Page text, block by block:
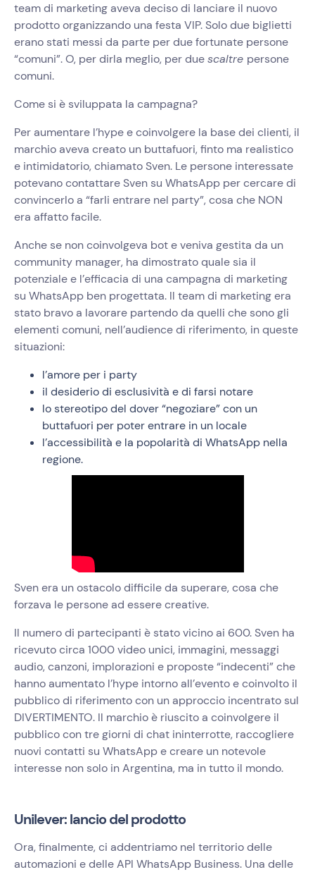
team di marketing aveva deciso di lanciare il nuovo
prodotto organizzando una festa VIP. Solo due biglietti
erano stati messi da parte per due fortunate persone
“comuni”. O, per dirla meglio, per duescaltre persone
comuni.
Come si è sviluppata la campagna?
Per aumentare l’hype e coinvolgere la base dei clienti, il
marchio aveva creato un buttafuori, finto ma realistico
e intimidatorio, chiamato Sven. Le persone interessate
potevano contattare Sven su WhatsApp per cercare di
convincerlo a “farli entrare nel party”, cosa che NON
era affatto facile.
Anche se non coinvolgeva bot e veniva gestita da un
community manager, ha dimostrato quale sia il
potenziale e l’efficacia di una campagna di marketing
su WhatsApp ben progettata. Il team di marketing era
stato bravo a lavorare partendo da quelli che sono gli
elementi comuni, nell’audience di riferimento, in queste
situazioni:
l’amore per i party
il desiderio di esclusività e di farsi notare
lo stereotipo del dover “negoziare” con un
buttafuori per poter entrare in un locale
l’accessibilità e la popolarità di WhatsApp nella
regione.
Sven era un ostacolo difficile da superare, cosa che
forzava le persone ad essere creative.
Il numero di partecipanti è stato vicino ai 600. Sven ha
ricevuto circa 1000 video unici, immagini, messaggi
audio, canzoni, implorazioni e proposte “indecenti” che
hanno aumentato l’hype intorno all’evento e coinvolto il
pubblico di riferimento con un approccio incentrato sul
DIVERTIMENTO. Il marchio è riuscito a coinvolgere il
pubblico con tre giorni di chat ininterrotte, raccogliere
nuovi contatti su WhatsApp e creare un notevole
interesse non solo in Argentina, ma in tutto il mondo.
Unilever: lancio del prodotto
Ora, finalmente, ci addentriamo nel territorio delle
automazioni e delle API WhatsApp Business. Una delle